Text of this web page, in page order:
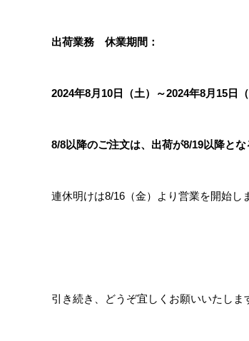
出荷業務 休業期間：
2024年8月10日（土）～2024年8月15 日
8/8以降のご注文は、出荷が8/19以降とな
連休明けは8/16（金）より営業を開始し
引き続き、どうぞ宜しくお願いいたしま